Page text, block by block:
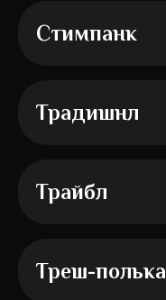
Стимпанк
Традишнл
Трайбл
Треш-полька